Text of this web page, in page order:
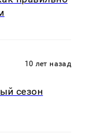
10 лет назад
сезон